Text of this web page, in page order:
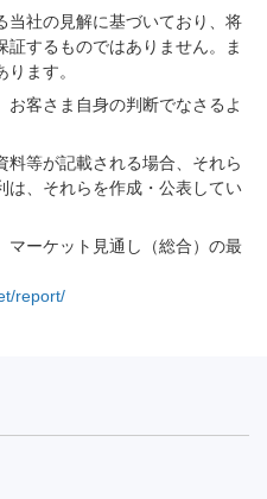
当社の見解に基づいており、将
するものではありません。ま
ます。
客さま自身の判断でなさるよ
料等が記載される場合、それら
は、それらを作成・公表してい
マーケット見通し（総合）の最
report/